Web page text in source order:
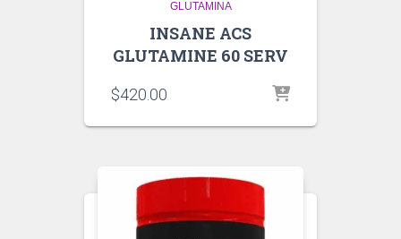
GLUTAMINA
INSANE ACS
GLUTAMINE 60 SERV
$420.00